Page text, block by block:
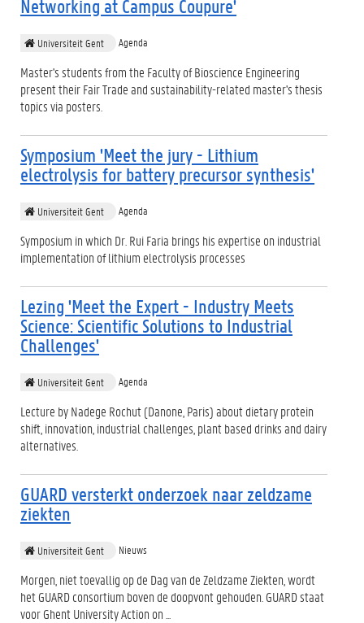
Networking at Campus Coupure'
Universiteit Gent Agenda
Master's students from the Faculty of Bioscience Engineering
present their Fair Trade and sustainability-related master's thesis
topics via posters.
Symposium 'Meet the jury - Lithium
electrolysis for battery precursor synthesis'
Universiteit Gent Agenda
Symposium in which Dr. Rui Faria brings his expertise on industrial
implementation of lithium electrolysis processes
Lezing 'Meet the Expert - Industry Meets
Science: Scientific Solutions to Industrial
Challenges'
Universiteit Gent Agenda
Lecture by Nadege Rochut (Danone, Paris) about dietary protein
shift, innovation, industrial challenges, plant based drinks and dairy
alternatives.
GUARD versterkt onderzoek naar zeldzame
ziekten
Universiteit Gent Nieuws
Morgen, niet toevallig op de Dag van de Zeldzame Ziekten, wordt
het GUARD consortium boven de doopvont gehouden. GUARD staat
voor Ghent University Action on ...